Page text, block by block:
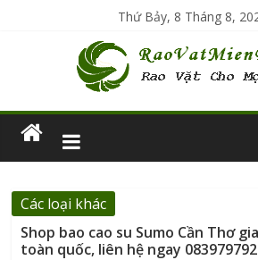
Thứ Bảy, 8 Tháng 8,
Các loại khác
Shop bao cao su Sumo Cần Thơ
toàn quốc, liên hệ ngay